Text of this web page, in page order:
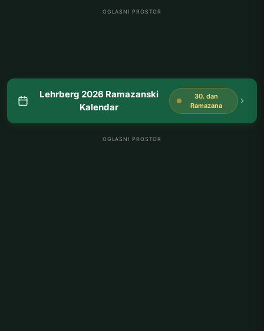
OGLASNI PROSTOR
Lehrberg 2026 Ramazanski
Kalendar
30. dan
Ramazana
OGLASNI PROSTOR